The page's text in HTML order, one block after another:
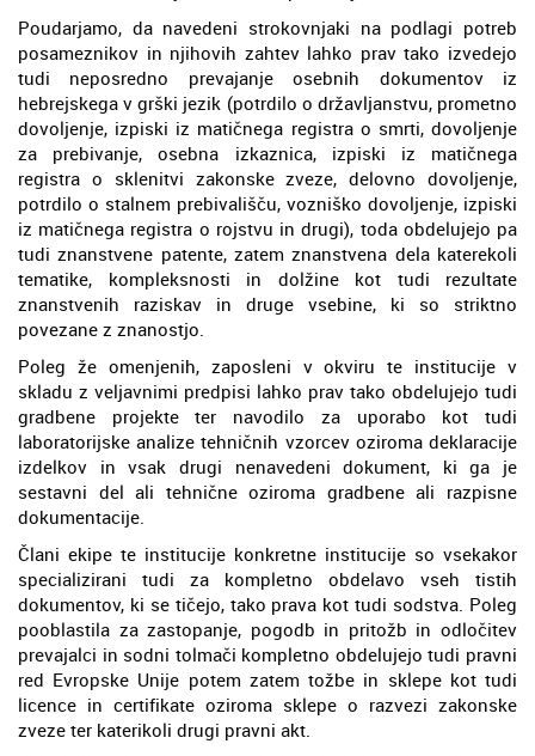
Poudarjamo, da navedeni strokovnjaki na podlagi potreb
posameznikov in njihovih zahtev lahko prav tako izvedejo
tudi neposredno prevajanje osebnih dokumentov iz
hebrejskega v grški jezik (potrdilo o državljanstvu, prometno
dovoljenje, izpiski iz matičnega registra o smrti, dovoljenje
za prebivanje, osebna izkaznica, izpiski iz matičnega
registra o sklenitvi zakonske zveze, delovno dovoljenje,
potrdilo o stalnem prebivališču, vozniško dovoljenje, izpiski
iz matičnega registra o rojstvu in drugi), toda obdelujejo pa
tudi znanstvene patente, zatem znanstvena dela katerekoli
tematike, kompleksnosti in dolžine kot tudi rezultate
znanstvenih raziskav in druge vsebine, ki so striktno
povezane z znanostjo.
Poleg že omenjenih, zaposleni v okviru te institucije v
skladu z veljavnimi predpisi lahko prav tako obdelujejo tudi
gradbene projekte ter navodilo za uporabo kot tudi
laboratorijske analize tehničnih vzorcev oziroma deklaracije
izdelkov in vsak drugi nenavedeni dokument, ki ga je
sestavni del ali tehnične oziroma gradbene ali razpisne
dokumentacije.
Člani ekipe te institucije konkretne institucije so vsekakor
specializirani tudi za kompletno obdelavo vseh tistih
dokumentov, ki se tičejo, tako prava kot tudi sodstva. Poleg
pooblastila za zastopanje, pogodb in pritožb in odločitev
prevajalci in sodni tolmači kompletno obdelujejo tudi pravni
red Evropske Unije potem zatem tožbe in sklepe kot tudi
licence in certifikate oziroma sklepe o razvezi zakonske
zveze ter katerikoli drugi pravni akt.